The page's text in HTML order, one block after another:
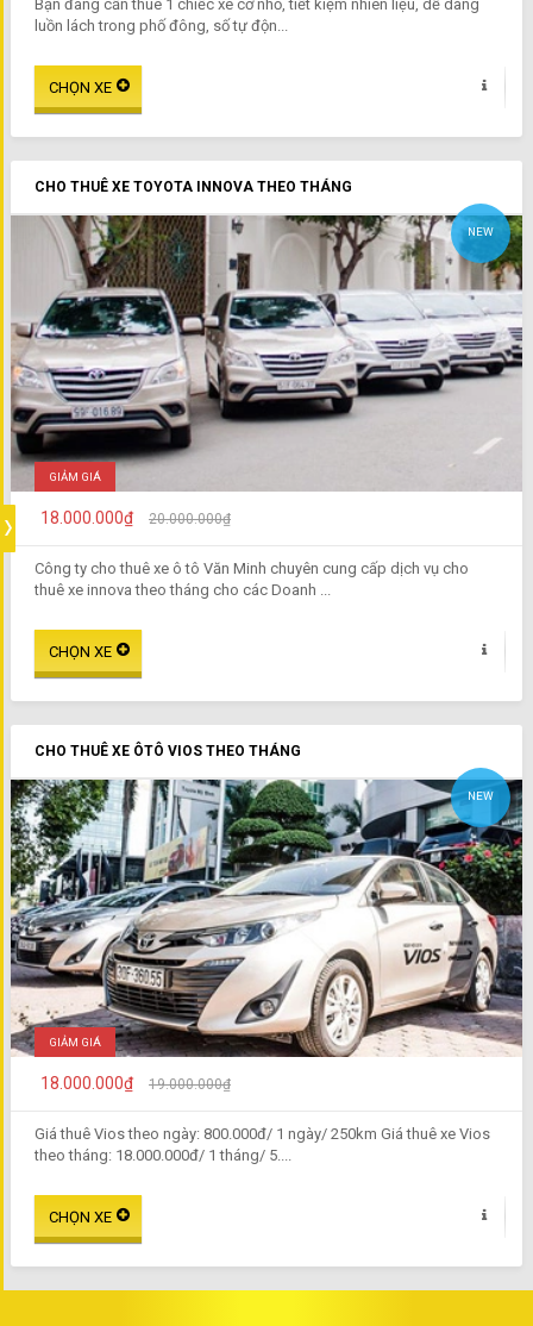
Bạn đang cần thuê 1 chiếc xe cơ nhỏ, tiết kiệm nhiên liệu, dễ dàng
luồn lách trong phố đông, số tự độn...
CHO THUÊ XE TOYOTA INNOVA THEO THÁNG
NEW
GIẢM GIÁ
18.000.000₫ 20.000.000₫
Công ty cho thuê xe ô tô Văn Minh chuyên cung cấp dịch vụ cho
thuê xe innova theo tháng cho các Doanh ...
CHO THUÊ XE ÔTÔ VIOS THEO THÁNG
NEW
GIẢM GIÁ
18.000.000₫ 19.000.000₫
Giá thuê Vios theo ngày: 800.000đ/ 1 ngày/ 250km Giá thuê xe Vios
theo tháng: 18.000.000đ/ 1 tháng/ 5....